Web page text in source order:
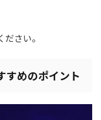
さい。
すめのポイント